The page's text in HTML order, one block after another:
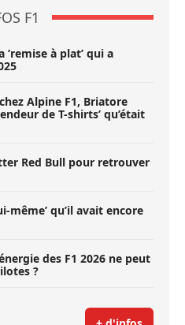
F1
’remise à plat’ qui a
Alpine F1, Briatore
de T-shirts’ qu’était
Red Bull pour retrouver
même’ qu’il avait encore
des F1 2026 ne peut
?